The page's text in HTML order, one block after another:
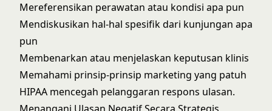
Mereferensikan perawatan atau kondisi apa pun
Mendiskusikan hal-hal spesifik dari kunjungan apa
pun
Membenarkan atau menjelaskan keputusan klinis
Memahami prinsip-prinsip marketing yang patuh
HIPAA mencegah pelanggaran respons ulasan.